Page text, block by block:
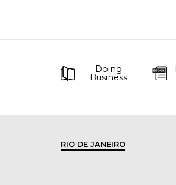
Doing
Business
RIO DE JANEIRO